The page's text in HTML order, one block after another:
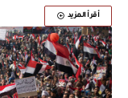
أقرأ المزيد